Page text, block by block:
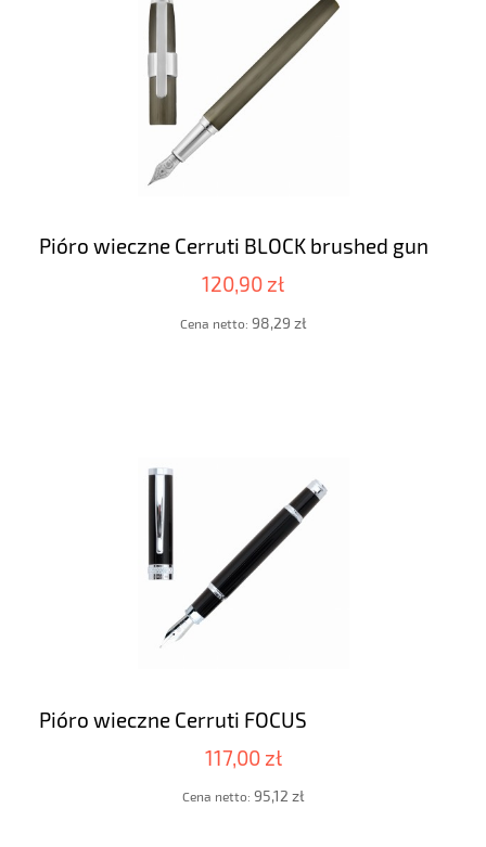
Pióro wieczne Cerruti BLOCK brushed gun
120,90 zł
Cena netto: 98,29 zł
Pióro wieczne Cerruti FOCUS
117,00 zł
Cena netto: 95,12 zł